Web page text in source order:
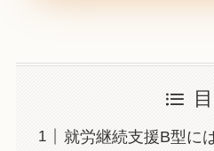
就労継続支援B型に